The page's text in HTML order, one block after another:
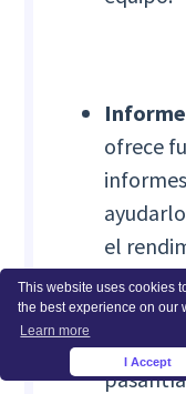
This website uses cookies
the best experience on our
Learn more
I Accept
ofrece
el
niveles
utilizar